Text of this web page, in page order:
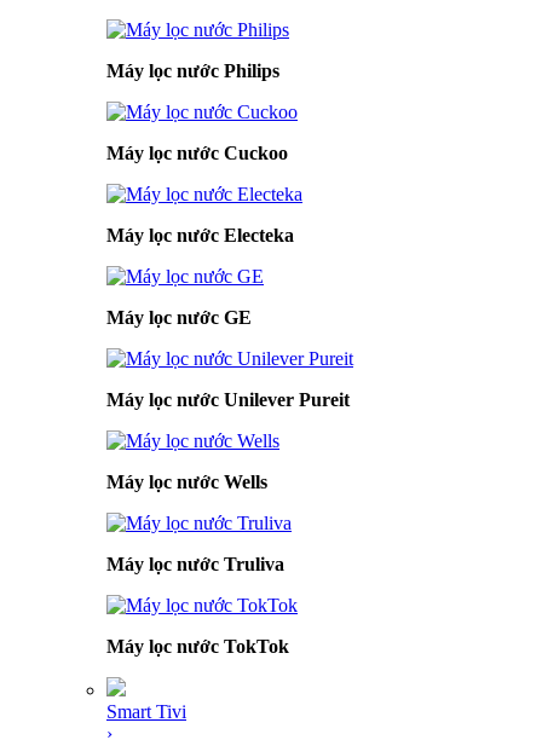
Máy lọc nước Philips
Máy lọc nước Cuckoo
Máy lọc nước Electeka
Máy lọc nước GE
Máy lọc nước Unilever Pureit
Máy lọc nước Wells
Máy lọc nước Truliva
Máy lọc nước TokTok
Smart Tivi
›